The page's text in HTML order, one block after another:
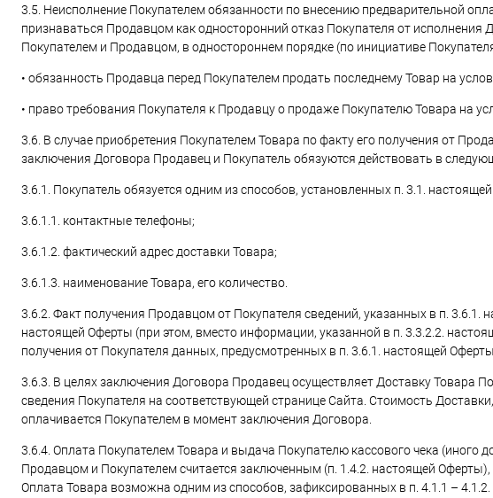
3.5. Неисполнение Покупателем обязанности по внесению предварительной
признаваться Продавцом как односторонний отказ Покупателя от
Покупателем и Продавцом, в одностороннем порядке (по инициативе
• обязанность Продавца перед Покупателем продать последнему Товар на
• право требования Покупателя к Продавцу о продаже Покупателю Товара на
3.6. В случае приобретения Покупателем Товара по факту его получения от
заключения Договора Продавец и Покупатель обязуются действовать в
3.6.1. Покупатель обязуется одним из способов, установленных п. 3.1.
3.6.1.1. контактные телефоны;
3.6.1.2. фактический адрес доставки Товара;
3.6.1.3. наименование Товара, его количество.
3.6.2. Факт получения Продавцом от Покупателя сведений, указанных в п.
настоящей Оферты (при этом, вместо информации, указанной в п. 3.3.2.2.
получения от Покупателя данных, предусмотренных в п. 3.6.1. настоящей
3.6.3. В целях заключения Договора Продавец осуществляет Доставку Товара
сведения Покупателя на соответствующей странице Сайта. Стоимость
оплачивается Покупателем в момент заключения Договора.
3.6.4. Оплата Покупателем Товара и выдача Покупателю кассового чека
Продавцом и Покупателем считается заключенным (п. 1.4.2. настоящей
Оплата Товара возможна одним из способов, зафиксированных в п. 4.1.1 –